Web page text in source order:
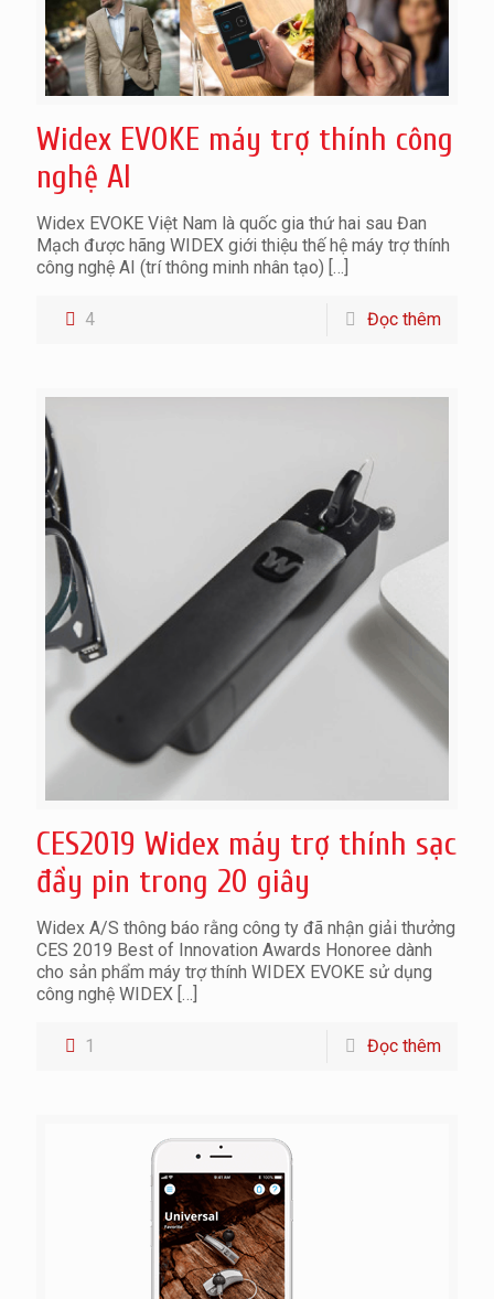
Widex EVOKE máy trợ thính công
nghệ AI
Widex EVOKE Việt Nam là quốc gia thứ hai sau Đan
Mạch được hãng WIDEX giới thiệu thế hệ máy trợ thính
công nghệ AI (trí thông minh nhân tạo) […]
4 Đọc thêm
CES2019 Widex máy trợ thính sạc
đầy pin trong 20 giây
Widex A/S thông báo rằng công ty đã nhận giải thưởng
CES 2019 Best of Innovation Awards Honoree dành
cho sản phẩm máy trợ thính WIDEX EVOKE sử dụng
công nghệ WIDEX […]
1 Đọc thêm